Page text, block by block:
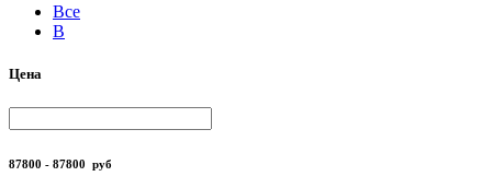
Все
B
Цена
87800 - 87800 руб